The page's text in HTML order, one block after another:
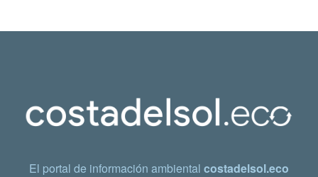
El portal de información ambiental costadelsol.eco